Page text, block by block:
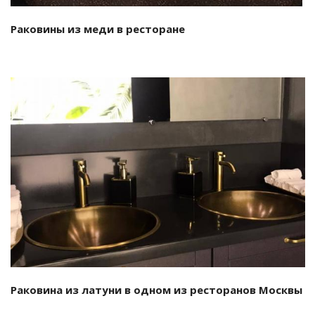
Раковины из меди в ресторане
Смотреть проект
Раковина из латуни в одном из ресторанов Москвы